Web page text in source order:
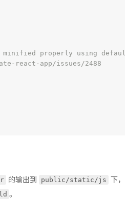
minified properly using default
react-app/issues/2488
的输出到 public/static/js
下，
。